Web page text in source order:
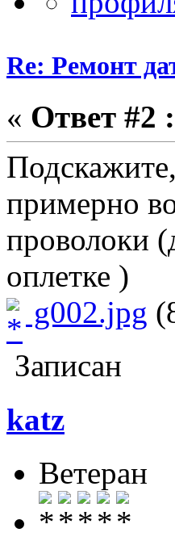
Re: Ремонт
« Ответ #2 :
примерно
проволоки
оплетке )
g002.jpg
Записан
katz
Ветеран